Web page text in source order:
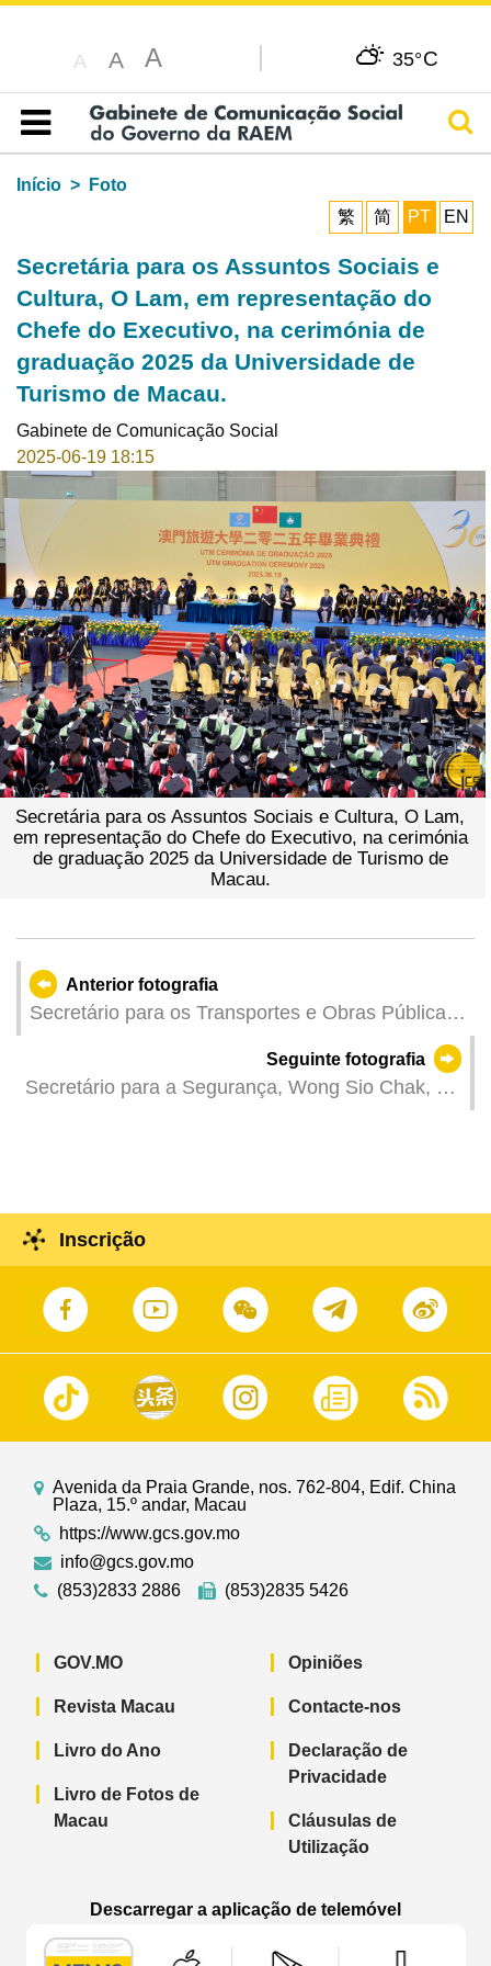
A A A 35°C
Índice
Início
Foto
繁
简 PT EN
Secretária para os Assuntos Sociais e
Cultura, O Lam, em representação do
Chefe do Executivo, na cerimónia de
graduação 2025 da Universidade de
Turismo de Macau.
Gabinete de Comunicação Social
2025-06-19 18:15
Secretária para os Assuntos Sociais e Cultura, O Lam,
em representação do Chefe do Executivo, na cerimónia
de graduação 2025 da Universidade de Turismo de
Macau.
Anterior fotografia
Secretário para os Transportes e Obras Públicas,
Tam Vai Man, na reunião plenária da Assembleia
Legislativa para discussão e votação na
especialidade da proposta de lei intitulada “Lei da
Seguinte fotografia
Secretário para a Segurança, Wong Sio Chak, na
Inscrição
Avenida da Praia Grande, nos. 762-804, Edif. China
Plaza, 15.º andar, Macau
https://www.gcs.gov.mo
info@gcs.gov.mo
(853)2833 2886
(853)2835 5426
GOV.MO
Revista Macau
Livro do Ano
Livro de Fotos de
Macau
Opiniões
Contacte-nos
Declaração de
Privacidade
Cláusulas de
Utilização
Descarregar a aplicação de telemóvel